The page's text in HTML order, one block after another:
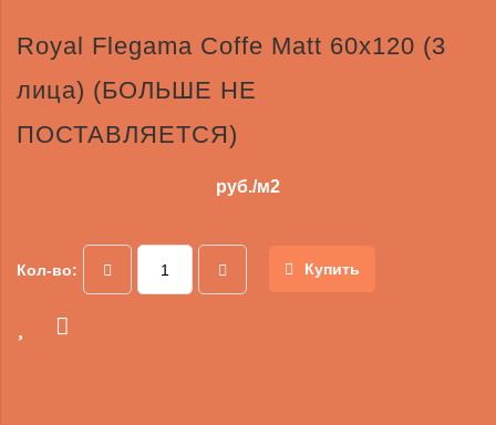
Royal Flegama Coffe Matt 60x120 (3
лица) (БОЛЬШЕ НЕ
ПОСТАВЛЯЕТСЯ)
руб./м2
Кол-во: Купить